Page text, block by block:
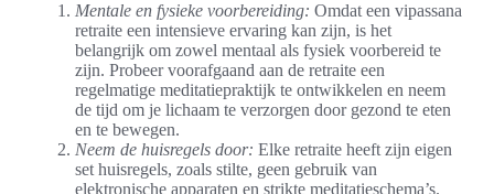
Mentale en fysieke voorbereiding: Omdat een vipassana
retraite een intensieve ervaring kan zijn, is het
belangrijk om zowel mentaal als fysiek voorbereid te
zijn. Probeer voorafgaand aan de retraite een
regelmatige meditatiepraktijk te ontwikkelen en neem
de tijd om je lichaam te verzorgen door gezond te eten
en te bewegen.
Neem de huisregels door: Elke retraite heeft zijn eigen
set huisregels, zoals stilte, geen gebruik van
elektronische apparaten en strikte meditatieschema’s.